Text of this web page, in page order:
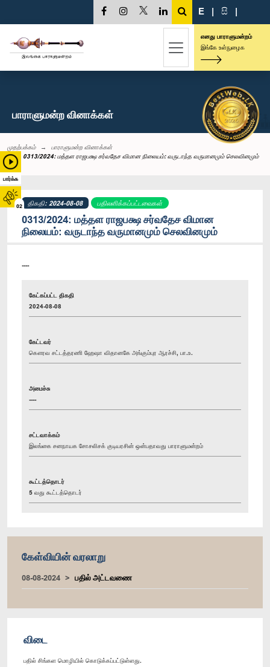
பார்க்க
02
E | සි |
எனது பாராளுமன்றம்
இங்கே உள்நுழைக
பாராளுமன்ற வினாக்கள்
முதற்பக்கம்
பாராளுமன்ற வினாக்கள்
0313/2024: மத்தள ராஜபக்ஷ சர்வதேச விமான நிலையம்: வருடாந்த வருமானமும் செலவினமும்
திகதி: 2024-08-08 பதிலளிக்கப்பட்டவைகள்
0313/2024: மத்தள ராஜபக்ஷ சர்வதேச விமான
நிலையம்: வருடாந்த வருமானமும் செலவினமும்
----
கேட்கப்பட்ட திகதி
2024-08-08
கேட்டவர்
கௌரவ சட்டத்தரணி ஹேஷா விதானகே அங்கும்புர ஆரச்சி, பா.உ.
அமைச்சு
----
சட்டவாக்கம்
இலங்கை சனநாயக சோசலிசக் குடியரசின் ஒன்பதாவது பாராளுமன்றம்
கூட்டத்தொடர்
5 வது கூட்டத்தொடர்
கேள்வியின் வரலாறு
08-08-2024 பதில் அட்டவணை
விடை
பதில் சிங்கள மொழியில் கொடுக்கப்பட்டுள்ளது.